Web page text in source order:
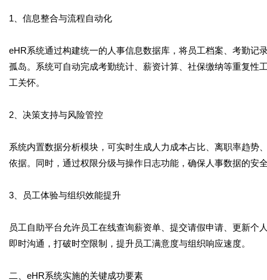
1、信息整合与流程自动化
eHR系统通过构建统一的人事信息数据库，将员工档案、考勤记
孤岛。系统可自动完成考勤统计、薪资计算、社保缴纳等重复性
工关怀。
2、决策支持与风险管控
系统内置数据分析模块，可实时生成人力成本占比、离职率趋
依据。同时，通过权限分级与操作日志功能，确保人事数据的安
3、员工体验与组织效能提升
员工自助平台允许员工在线查询薪资单、提交请假申请、更新
即时沟通，打破时空限制，提升员工满意度与组织响应速度。
二、eHR系统实施的关键成功要素